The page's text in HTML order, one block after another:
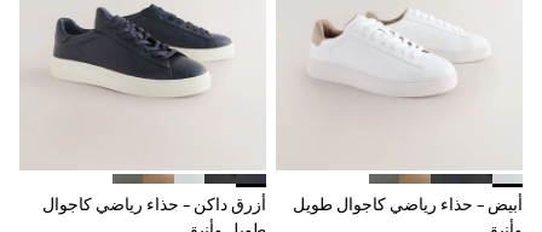
Occasionwear
Shirts
Linen Collection
Polo Shirts
Sandals
Shorts
أبيض - حذاء رياضي كاجوال طويل
أزرق داكن - حذاء رياضي كاجوال